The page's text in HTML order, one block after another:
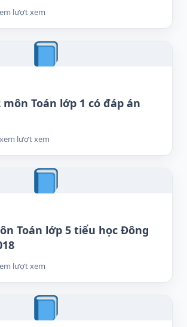
lượt xem
Toán lớp 1 có đáp án
lượt xem
Toán lớp 5 tiểu học Đông
lượt xem